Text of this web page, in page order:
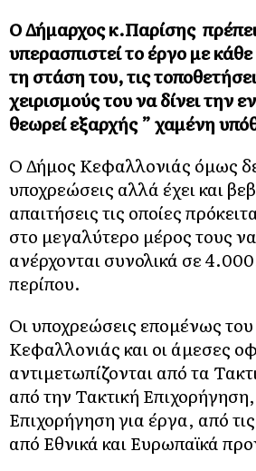
Ο Δήμαρχος κ.Παρίσης
υπερασπιστεί το έργο με κάθε
τη στάση του, τις
χειρισμούς του να δίνει την
θεωρεί εξαρχής ” χαμένη
Ο Δήμος Κεφαλλονιάς όμως
υποχρεώσεις αλλά έχει και
απαιτήσεις τις οποίες
στο μεγαλύτερο μέρος τους να
ανέρχονται συνολικά σε
περίπου.
Οι υποχρεώσεις επομένως
Κεφαλλονιάς και οι άμεσες
αντιμετωπίζονται από τα
από την Τακτική
Επιχορήγηση για έργα, από
από Εθνικά και Ευρωπαϊκά